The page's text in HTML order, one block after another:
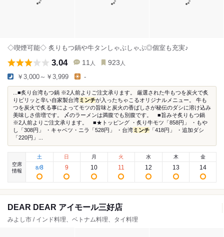
◇喫煙可能◇ 炙りもつ鍋や牛タンしゃぶしゃぶ◎個室も充実♪
3.04 11 人 923 人
￥3,000～￥3,999 -
...■炙り台湾もつ鍋 ※2人前よりご注文承ります。 厳選された牛もつを炭火で炙
りピリッと辛い自家製台湾ミンチが入ったちゃこるオリジナルメニュー。 牛も
つを炭火で炙る事によってモツの旨味と炭火の香ばしさが秘伝のダシに溶け込み
美味しさ倍増です。 〆のラーメンは満腹でも別腹です。 ■旨みそ炙りもつ鍋
※2人前よりご注文承ります。 ■★トッピング ・炙り牛モツ「858円」 ・もや
し「308円」 ・キャベツ・ニラ「528円」 ・台湾ミンチ 「418円」 ・追加ダシ
「220円」...
空席
情報
土
8/8
日
9
月
10
火
11
水
12
木
13
金
14
DEAR DEAR アイモール三好店
みよし市 / インド料理、ベトナム料理、タイ料理